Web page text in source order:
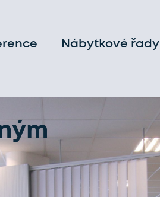
Nábytkové řady